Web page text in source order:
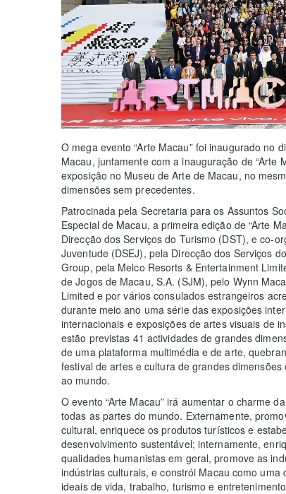
O mega evento “Arte Macau” foi inaugurado no
Macau, juntamente com a inauguração de “Arte
exposição no Museu de Arte de Macau, no
dimensões sem precedentes.
Patrocinada pela Secretaria para os Assuntos
Especial de Macau, a primeira edição de “Arte
Direcção dos Serviços do Turismo (DST), e co-
Juventude (DSEJ), pela Direcção dos Serviços
Group, pela Melco Resorts & Entertainment
de Jogos de Macau, S.A. (SJM), pelo Wynn
Limited e por vários consulados estrangeiros
durante meio ano uma série das exposições
internacionais e exposições de artes visuais de
estão previstas 41 actividades de grandes
de uma plataforma multimédia e de arte,
festival de artes e cultura de grandes
ao mundo.
O evento “Arte Macau” irá aumentar o charme
todas as partes do mundo. Externamente,
cultural, enriquece os produtos turísticos e
desenvolvimento sustentável; internamente,
qualidades humanistas em geral, promove as
indústrias culturais, e constrói Macau como
ideais de vida, trabalho, turismo e